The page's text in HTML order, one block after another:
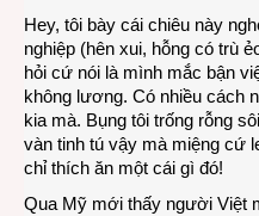
Hey, tôi bày cái chiêu này
nghiệp (hên xui, hỗng có trù
hỏi cứ nói là mình mắc bận
không lương. Có nhiều cách
kia mà. Bụng tôi trống rỗng
vàn tinh tú vậy mà miệng cứ
chỉ thích ăn một cái gì đó!
Qua Mỹ mới thấy người Việt